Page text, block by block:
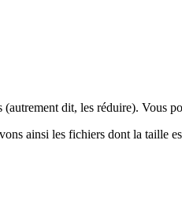
dit, les réduire). Vous
ainsi les fichiers dont la taille